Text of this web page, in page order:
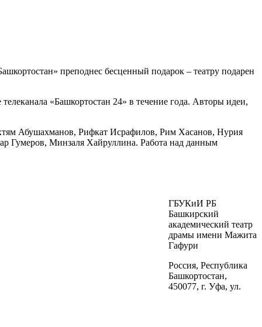
преподнес бесценный подарок – театру подарен
«Башкортостан 24» в течение года. Авторы идеи,
Абушахманов, Рифкат Исрафилов, Рим Хасанов, Нурия
Гумеров, Минзаля Хайруллина. Работа над данным
ГБУКиИ РБ
Башкирский
академический театр
драмы имени Мажита
Гафури
Россия, Республика
Башкортостан,
450077, г. Уфа, ул.